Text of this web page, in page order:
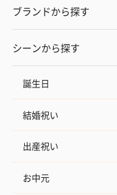
ブランドから探す
シーンから探す
誕生日
結婚祝い
出産祝い
お中元